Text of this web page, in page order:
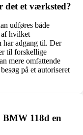
det et værksted?
udføres både
hvilket
har adgang til. Der
til forskellige
mere omfattende
på et autoriseret
118d en